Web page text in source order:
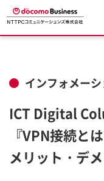
インフォメー
ICT Digital
『VPN接続と
メリット・デ